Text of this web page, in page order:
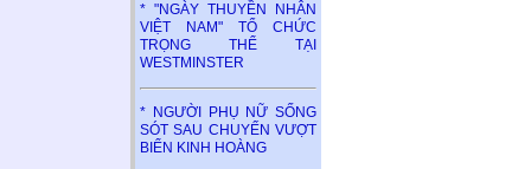
* "NGÀY THUYỀN NHÂN
VIỆT NAM" TỔ CHỨC
TRỌNG THỂ TẠI
WESTMINSTER
* NGƯỜI PHỤ NỮ SỐNG
SÓT SAU CHUYẾN VƯỢT
BIỂN KINH HOÀNG